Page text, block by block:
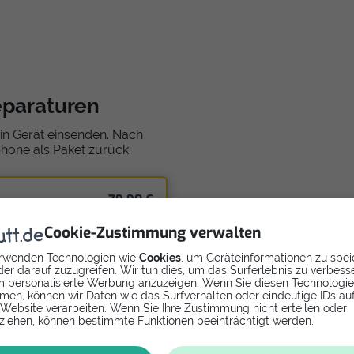
Cookie-Zustimmung verwalten
Technologien wie Cookies , um Geräteinformationen zu
darauf zuzugreifen. Wir tun dies, um das Surferlebnis zu
personalisierte Werbung anzuzeigen. Wenn Sie diesen
können wir Daten wie das Surfverhalten oder eindeutige IDs
verarbeiten. Wenn Sie Ihre Zustimmung nicht erteilen oder
können bestimmte Funktionen beeinträchtigt werden.
Gerät einsenden. Nach
als Paket zurück.
79,90 €